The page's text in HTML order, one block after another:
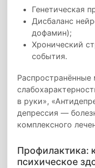
Генетическая
Дисбаланс
дофамин);
Хронический
события.
в руки»,
депрессия —
комплексного
Профилактика:
психическое